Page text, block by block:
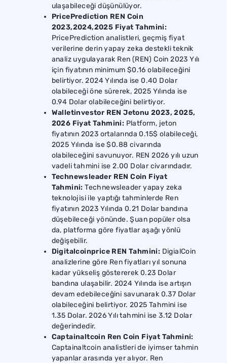
ulaşabileceği düşünülüyor.
PricePrediction REN Coin
2023,2024,2025 Fiyat Tahmini:
PricePrediction analistleri, geçmiş fiyat
verilerine derin yapay zeka destekli teknik
analiz uygulayarak Ren (REN) Coin 2023 Yılı
için fiyatının minimum $0.16 olabileceğini
belirtiyor. 2024 Yılında ise 0.40 Dolar
olabileceği öne sürerek, 2025 Yılında ise
0.94 Dolar olabileceğini belirtiyor.
Walletinvestor REN Jetonu 2023, 2025,
2026 Fiyat Tahmini: Platform, jeton
fiyatının 2023 ortalarında 0.15$ olabileceği,
2025 Yılında ise $0.88 civarında
olabileceğini savunuyor. REN 2026 yılı uzun
vadeli tahmini ise 2.00 Dolar civarındadır.
Technewsleader REN Coin Fiyat
Tahmini: Technewsleader yapay zeka
teknolojisi ile yaptığı tahminlerde Ren
fiyatının 2023 Yılında 0.21 Dolar bandına
düşebileceği yönünde. Şuan popüler olsa
da, platforma göre fiyatlar aşağı yönlü
değişebilir.
Digitalcoinprice REN Tahmini: DigialCoin
analizlerine göre Ren fiyatları yıl sonuna
kadar yükseliş göstererek 0.23 Dolar
bandına ulaşabilir. 2024 Yılında ise artışın
devam edebileceğini savunarak 0.37 Dolar
olabileceğini belirtiyor. 2025 Tahmini ise
1.35 Dolar. 2026 Yılı tahmini ise 3.12 Dolar
değerindedir.
Captainaltcoin Ren Coin Fiyat Tahmini:
Captainaltcoin analistleri de iyimser tahmin
yapanlar arasında yer alıyor. Ren